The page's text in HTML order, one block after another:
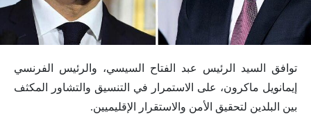
توافق السيد الرئيس عبد الفتاح السيسي، والرئيس الفرنسي
إيمانويل ماكرون، على الاستمرار في التنسيق والتشاور المكثف
بين البلدين لتحقيق الأمن والاستقرار الإقليميين.